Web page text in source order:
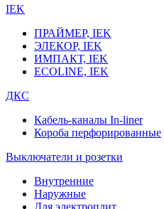
IEK
ПРАЙМЕР, IEK
ЭЛЕКОР, IEK
ИМПАКТ, IEK
ECOLINE, IEK
ДКС
Кабель-каналы In-liner
Короба перфорированные
Выключатели и розетки
Внутренние
Наружные
Для электроплит